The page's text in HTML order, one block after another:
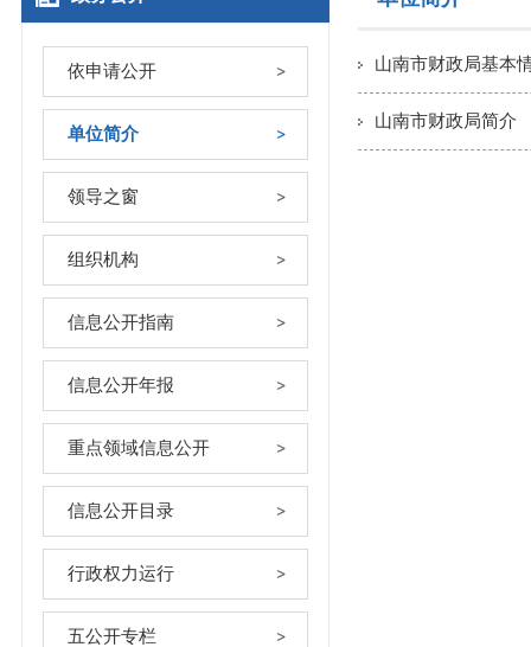
依申请公开
单位简介
领导之窗
组织机构
信息公开指南
信息公开年报
重点领域信息公开
信息公开目录
行政权力运行
五公开专栏
山南市财政局基本
山南市财政局简介